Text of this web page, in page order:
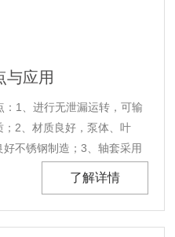
与应用
1、进行无泄漏运转，可输
2、材质良好，泵体、叶
不锈钢制造；3、轴套采用
承采用碳石M106K，并设
，噪音低，运行特别平稳；
......
了解详情